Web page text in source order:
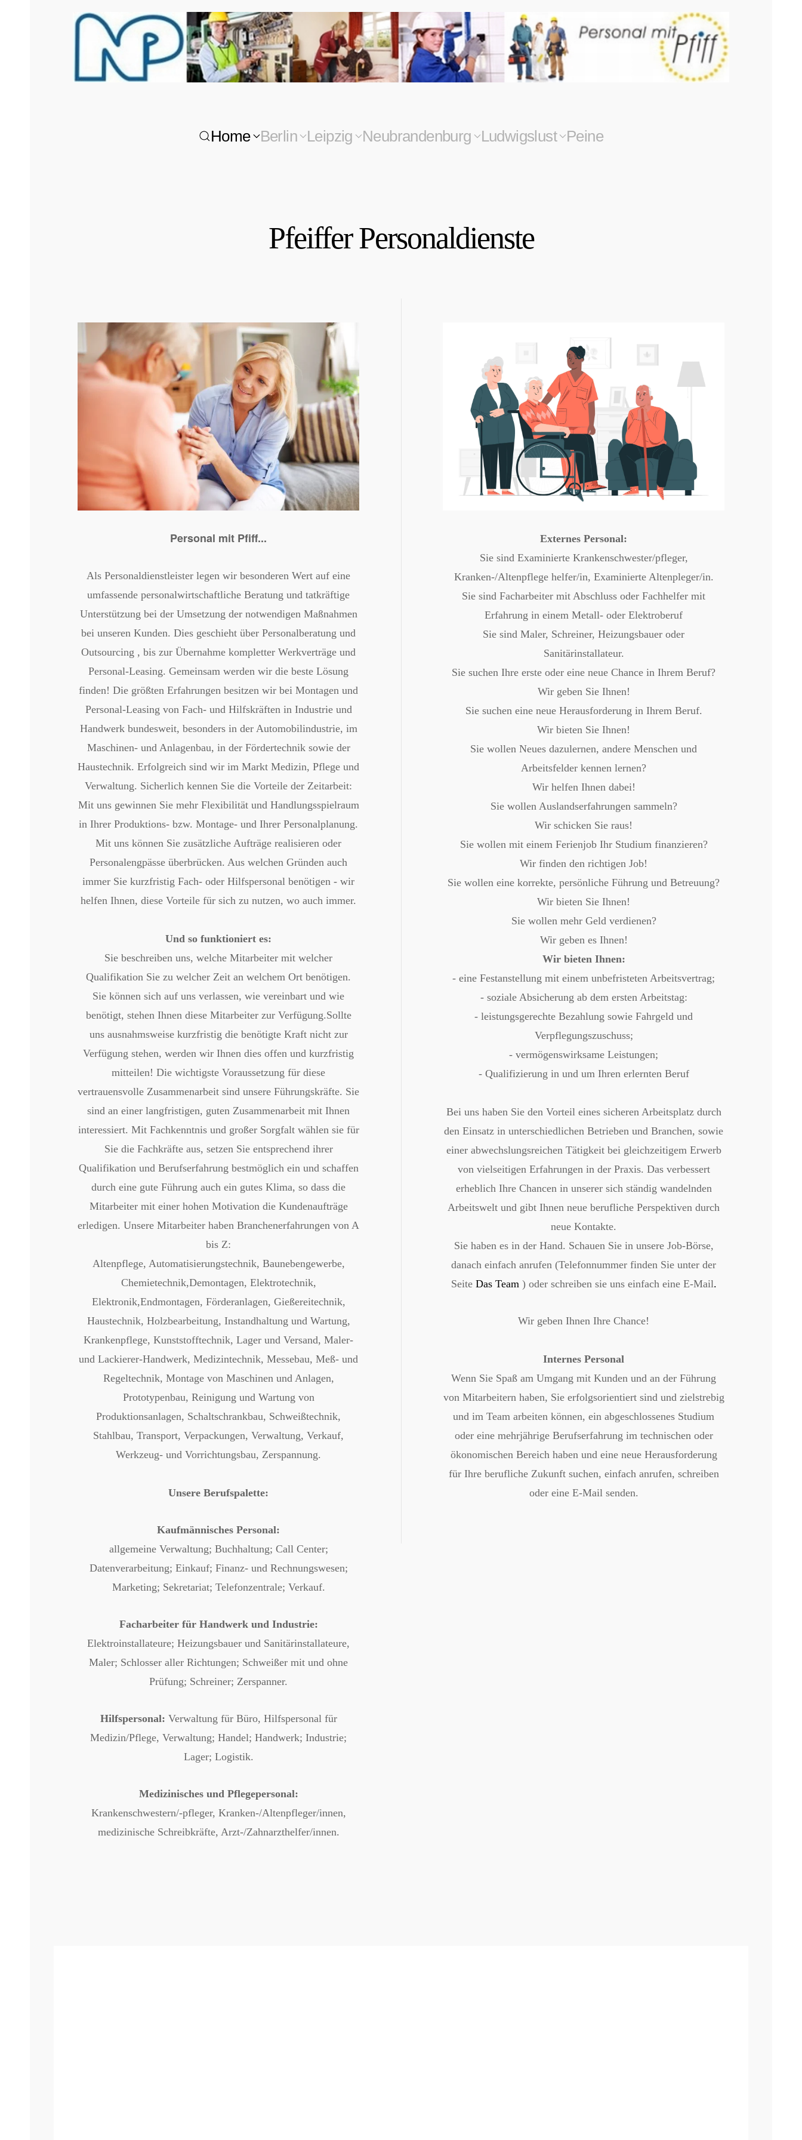
Zum Hauptinhalt springen
Home Berlin Leipzig Neubrandenburg Ludwigslust Peine
Pfeiffer Personaldienste
Personal mit Pfiff...
Als Personaldienstleister legen wir besonderen Wert auf eine
umfassende personalwirtschaftliche Beratung und tatkräftige
Unterstützung bei der Umsetzung der notwendigen Maßnahmen
bei unseren Kunden. Dies geschieht über Personalberatung und
Outsourcing , bis zur Übernahme kompletter Werkverträge und
Personal-Leasing. Gemeinsam werden wir die beste Lösung
finden! Die größten Erfahrungen besitzen wir bei Montagen und
Personal-Leasing von Fach- und Hilfskräften in Industrie und
Handwerk bundesweit, besonders in der Automobilindustrie, im
Maschinen- und Anlagenbau, in der Fördertechnik sowie der
Haustechnik. Erfolgreich sind wir im Markt Medizin, Pflege und
Verwaltung. Sicherlich kennen Sie die Vorteile der Zeitarbeit:
Mit uns gewinnen Sie mehr Flexibilität und Handlungsspielraum
in Ihrer Produktions- bzw. Montage- und Ihrer Personalplanung.
Mit uns können Sie zusätzliche Aufträge realisieren oder
Personalengpässe überbrücken. Aus welchen Gründen auch
immer Sie kurzfristig Fach- oder Hilfspersonal benötigen - wir
helfen Ihnen, diese Vorteile für sich zu nutzen, wo auch immer.
Und so funktioniert es:
Sie beschreiben uns, welche Mitarbeiter mit welcher
Qualifikation Sie zu welcher Zeit an welchem Ort benötigen.
Sie können sich auf uns verlassen, wie vereinbart und wie
benötigt, stehen Ihnen diese Mitarbeiter zur Verfügung.Sollte
uns ausnahmsweise kurzfristig die benötigte Kraft nicht zur
Verfügung stehen, werden wir Ihnen dies offen und kurzfristig
mitteilen! Die wichtigste Voraussetzung für diese
vertrauensvolle Zusammenarbeit sind unsere Führungskräfte. Sie
sind an einer langfristigen, guten Zusammenarbeit mit Ihnen
interessiert. Mit Fachkenntnis und großer Sorgfalt wählen sie für
Sie die Fachkräfte aus, setzen Sie entsprechend ihrer
Qualifikation und Berufserfahrung bestmöglich ein und schaffen
durch eine gute Führung auch ein gutes Klima, so dass die
Mitarbeiter mit einer hohen Motivation die Kundenaufträge
erledigen. Unsere Mitarbeiter haben Branchenerfahrungen von A
bis Z:
Altenpflege, Automatisierungstechnik, Baunebengewerbe,
Chemietechnik,Demontagen, Elektrotechnik,
Elektronik,Endmontagen, Förderanlagen, Gießereitechnik,
Haustechnik, Holzbearbeitung, Instandhaltung und Wartung,
Krankenpflege, Kunststofftechnik, Lager und Versand, Maler-
und Lackierer-Handwerk, Medizintechnik, Messebau, Meß- und
Regeltechnik, Montage von Maschinen und Anlagen,
Prototypenbau, Reinigung und Wartung von
Produktionsanlagen, Schaltschrankbau, Schweißtechnik,
Stahlbau, Transport, Verpackungen, Verwaltung, Verkauf,
Werkzeug- und Vorrichtungsbau, Zerspannung.
Unsere Berufspalette:
Kaufmännisches Personal:
allgemeine Verwaltung; Buchhaltung; Call Center;
Datenverarbeitung; Einkauf; Finanz- und Rechnungswesen;
Marketing; Sekretariat; Telefonzentrale; Verkauf.
Facharbeiter für Handwerk und Industrie:
Elektroinstallateure; Heizungsbauer und Sanitärinstallateure,
Maler; Schlosser aller Richtungen; Schweißer mit und ohne
Prüfung; Schreiner; Zerspanner.
Hilfspersonal: Verwaltung für Büro, Hilfspersonal für
Medizin/Pflege, Verwaltung; Handel; Handwerk; Industrie;
Lager; Logistik.
Medizinisches und Pflegepersonal:
Krankenschwestern/-pfleger, Kranken-/Altenpfleger/innen,
medizinische Schreibkräfte, Arzt-/Zahnarzthelfer/innen.
Externes Personal:
Sie sind Examinierte Krankenschwester/pfleger,
Kranken-/Altenpflege helfer/in, Examinierte Altenpleger/in.
Sie sind Facharbeiter mit Abschluss oder Fachhelfer mit
Erfahrung in einem Metall- oder Elektroberuf
Sie sind Maler, Schreiner, Heizungsbauer oder
Sanitärinstallateur.
Sie suchen Ihre erste oder eine neue Chance in Ihrem Beruf?
Wir geben Sie Ihnen!
Sie suchen eine neue Herausforderung in Ihrem Beruf.
Wir bieten Sie Ihnen!
Sie wollen Neues dazulernen, andere Menschen und
Arbeitsfelder kennen lernen?
Wir helfen Ihnen dabei!
Sie wollen Auslandserfahrungen sammeln?
Wir schicken Sie raus!
Sie wollen mit einem Ferienjob Ihr Studium finanzieren?
Wir finden den richtigen Job!
Sie wollen eine korrekte, persönliche Führung und Betreuung?
Wir bieten Sie Ihnen!
Sie wollen mehr Geld verdienen?
Wir geben es Ihnen!
Wir bieten Ihnen:
- eine Festanstellung mit einem unbefristeten Arbeitsvertrag;
- soziale Absicherung ab dem ersten Arbeitstag:
- leistungsgerechte Bezahlung sowie Fahrgeld und
Verpflegungszuschuss;
- vermögenswirksame Leistungen;
- Qualifizierung in und um Ihren erlernten Beruf
Bei uns haben Sie den Vorteil eines sicheren Arbeitsplatz durch
den Einsatz in unterschiedlichen Betrieben und Branchen, sowie
einer abwechslungsreichen Tätigkeit bei gleichzeitigem Erwerb
von vielseitigen Erfahrungen in der Praxis. Das verbessert
erheblich Ihre Chancen in unserer sich ständig wandelnden
Arbeitswelt und gibt Ihnen neue berufliche Perspektiven durch
neue Kontakte.
Sie haben es in der Hand. Schauen Sie in unsere Job-Börse,
danach einfach anrufen (Telefonnummer finden Sie unter der
SeiteDas Team ) oder schreiben sie uns einfach eine E-Mail.
Wir geben Ihnen Ihre Chance!
Internes Personal
Wenn Sie Spaß am Umgang mit Kunden und an der Führung
von Mitarbeitern haben, Sie erfolgsorientiert sind und zielstrebig
und im Team arbeiten können, ein abgeschlossenes Studium
oder eine mehrjährige Berufserfahrung im technischen oder
ökonomischen Bereich haben und eine neue Herausforderung
für Ihre berufliche Zukunft suchen, einfach anrufen, schreiben
oder eine E-Mail senden.